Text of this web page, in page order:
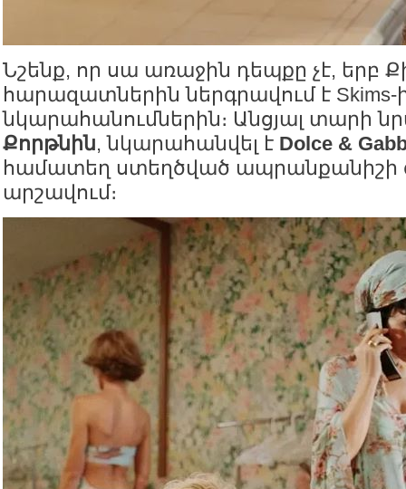
Նշենք, որ սա առաջին դեպքը չէ, երբ
հարազատներին ներգրավում է
նկարահանումներին։ Անցյալ տարի
Քորթնին, նկարահանվել է Dolce &
համատեղ ստեղծված ապրանքանիշի
արշավում։